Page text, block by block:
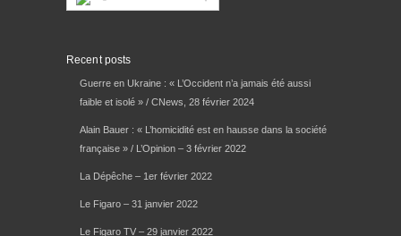
Recent posts
Guerre en Ukraine : « L’Occident n’a jamais été aussi
faible et isolé » / CNews, 28 février 2024
Alain Bauer : « L’homicidité est en hausse dans la société
française » / L’Opinion – 3 février 2022
La Dépêche – 1er février 2022
Le Figaro – 31 janvier 2022
Le Figaro TV – 29 janvier 2022